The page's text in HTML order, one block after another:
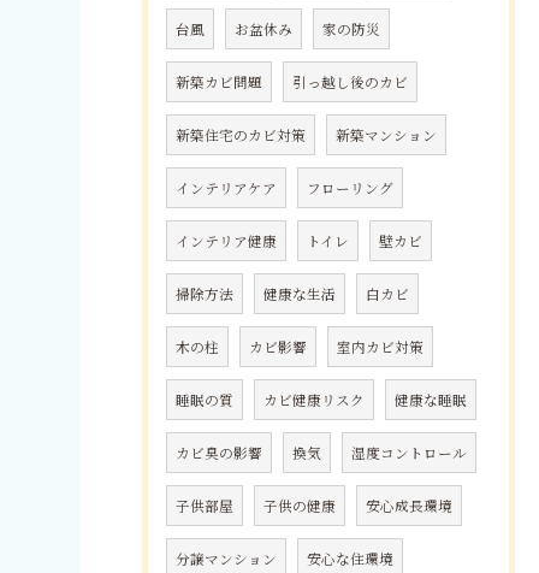
台風 お盆休み 家の防災
新築カビ問題 引っ越し後のカビ
新築住宅のカビ対策 新築マンション
インテリアケア フローリング
インテリア健康 トイレ 壁カビ
掃除方法 健康な生活 白カビ
木の柱 カビ影響 室内カビ対策
睡眠の質 カビ健康リスク 健康な睡眠
カビ臭の影響 換気 湿度コントロール
子供部屋 子供の健康 安心成長環境
分譲マンション 安心な住環境